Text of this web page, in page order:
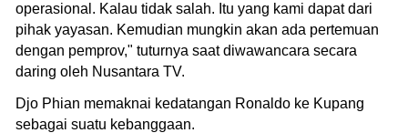
operasional. Kalau tidak salah. Itu yang kami dapat dari
pihak yayasan. Kemudian mungkin akan ada pertemuan
dengan pemprov," tuturnya saat diwawancara secara
daring oleh Nusantara TV.
Djo Phian memaknai kedatangan Ronaldo ke Kupang
sebagai suatu kebanggaan.